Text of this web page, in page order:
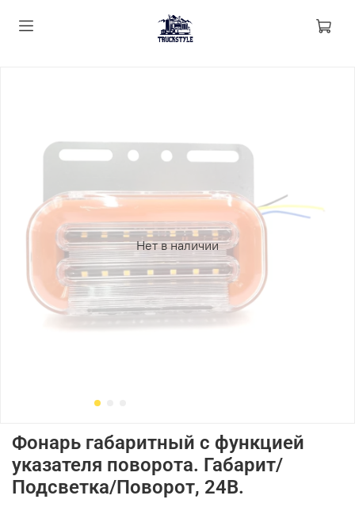
Нет в наличии
Фонарь габаритный c функцией
указателя поворота. Габарит/
Подсветка/Поворот, 24В.